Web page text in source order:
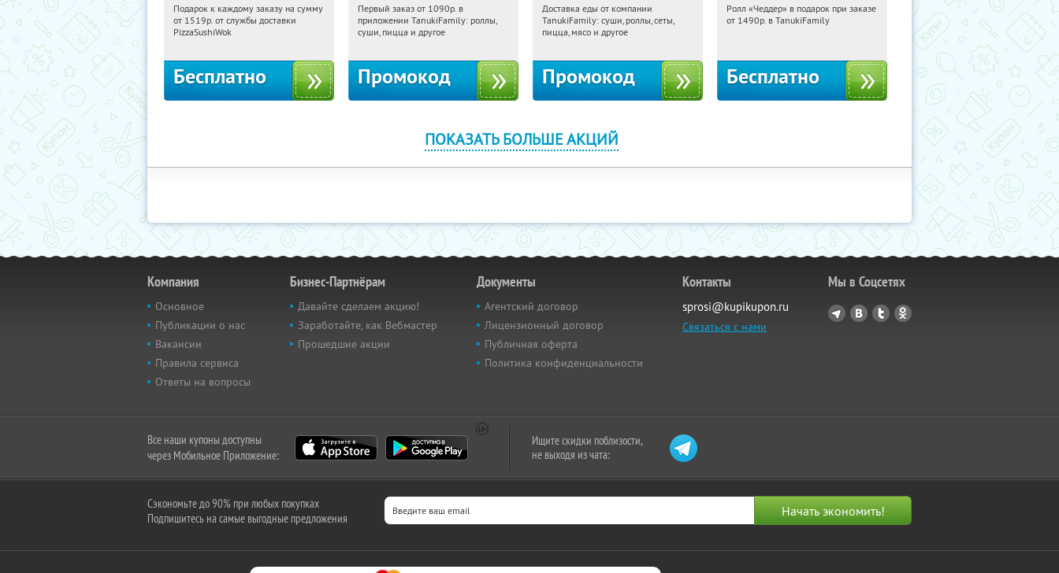
12:40:21 Получили:196
г. Москва
Подарок к каждому заказу на сумму
от 1519р. от службы доставки
PizzaSushiWok
Бесплатно
12:40:21 Получили:
Россия
Первый заказ от 1090р. в
приложении TanukiFamily: роллы,
суши, пицца и другое
Промокод
12:40:21 Получили:
Россия
Доставка еды от компании
TanukiFamily: суши, роллы, сеты,
пицца, мясо и другое
Промокод
12:40:21 Получили:108
Ролл «Чеддер» в подарок при заказе
от 1490р. в TanukiFamily
Бесплатно
ПОКАЗАТЬ БОЛЬШЕ АКЦИЙ
Компания
Основное
Публикации о нас
Вакансии
Правила сервиса
Ответы на вопросы
Бизнес-Партнёрам
Давайте сделаем акцию!
Заработайте, как Вебмастер
Прошедшие акции
Документы
Агентский договор
Лицензионный договор
Публичная оферта
Политика конфиденциальности
Контакты
sprosi@kupikupon.ru
Связаться с нами
Мы в Соцсетях
Все наши купоны доступны
через Мобильное Приложение:
Ищите скидки поблизости,
не выходя из чата:
Сэкономьте до 90% при любых покупках
Подпишитесь на самые выгодные предложения